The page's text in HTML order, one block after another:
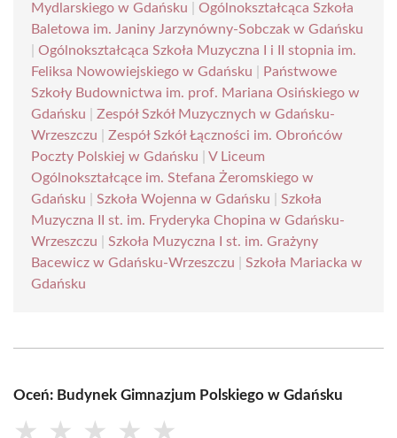
Mydlarskiego w Gdańsku
Ogólnokształcąca Szkoła
Baletowa im. Janiny Jarzynówny-Sobczak w Gdańsku
Ogólnokształcąca Szkoła Muzyczna I i II stopnia im.
Feliksa Nowowiejskiego w Gdańsku
Państwowe
Szkoły Budownictwa im. prof. Mariana Osińskiego w
Gdańsku
Zespół Szkół Muzycznych w Gdańsku-
Wrzeszczu
Zespół Szkół Łączności im. Obrońców
Poczty Polskiej w Gdańsku
V Liceum
Ogólnokształcące im. Stefana Żeromskiego w
Gdańsku
Szkoła Wojenna w Gdańsku
Szkoła
Muzyczna II st. im. Fryderyka Chopina w Gdańsku-
Wrzeszczu
Szkoła Muzyczna I st. im. Grażyny
Bacewicz w Gdańsku-Wrzeszczu
Szkoła Mariacka w
Gdańsku
Oceń: Budynek Gimnazjum Polskiego w Gdańsku
★ ★ ★ ★ ★